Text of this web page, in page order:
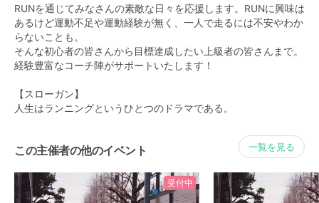
RUNを通じてみなさんの素敵な日々を応援します。RUNに興味は
あるけど運動不足や運動経験が無く、一人で走るには不安やわか
らないことも。
そんな初心者の皆さんから目標達成したい上級者の皆さんまで。
経験豊富なコーチ陣がサポートいたします！
【スローガン】
人生はランニングというひとつのドラマである。
この主催者の他のイベント 一覧を見る
受付中